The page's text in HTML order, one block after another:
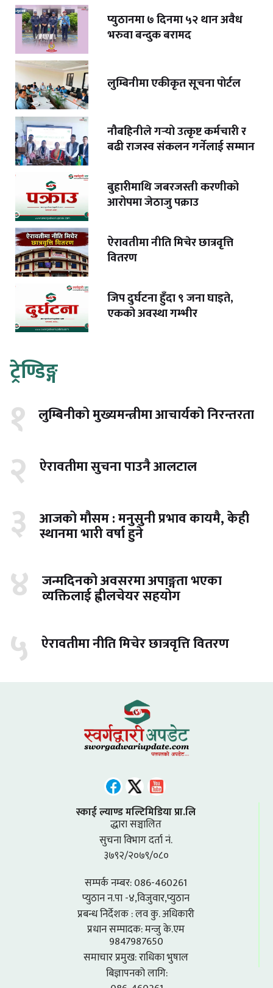
प्युठानमा ७ दिनमा ५२ थान अवैध
भरुवा बन्दुक बरामद
लुम्बिनीमा एकीकृत सूचना पोर्टल
नौबहिनीले गर्‍यो उत्कृष्ट कर्मचारी र
बढी राजस्व संकलन गर्नेलाई सम्मान
बुहारीमाथि जबरजस्ती करणीको
आरोपमा जेठाजु पक्राउ
ऐरावतीमा नीति मिचेर छात्रवृत्ति
वितरण
जिप दुर्घटना हुँदा ९ जना घाइते,
एकको अवस्था गम्भीर
ट्रेण्डिङ्ग
१ लुम्बिनीको मुख्यमन्त्रीमा आचार्यको निरन्तरता
२ ऐरावतीमा सुचना पाउनै आलटाल
३ आजको मौसम : मनुसुनी प्रभाव कायमै, केही
स्थानमा भारी वर्षा हुने
४ जन्मदिनको अवसरमा अपाङ्गता भएका
व्यक्तिलाई ह्वीलचेयर सहयोग
५ ऐरावतीमा नीति मिचेर छात्रवृत्ति वितरण
स्काई ल्याण्ड मल्टिमिडिया प्रा.लि
द्धारा सञ्चालित
सुचना विभाग दर्ता नं.
३७९२/२०७९/०८०
सम्पर्क नम्बर: 086-460261
प्युठान न.पा -४,विजुवार,प्युठान
प्रबन्ध निर्देशक : लव कु. अधिकारी
प्रधान सम्पादक: मन्जु के.एम
9847987650
समाचार प्रमुख: राधिका भुषाल
बिज्ञापनको लागि: